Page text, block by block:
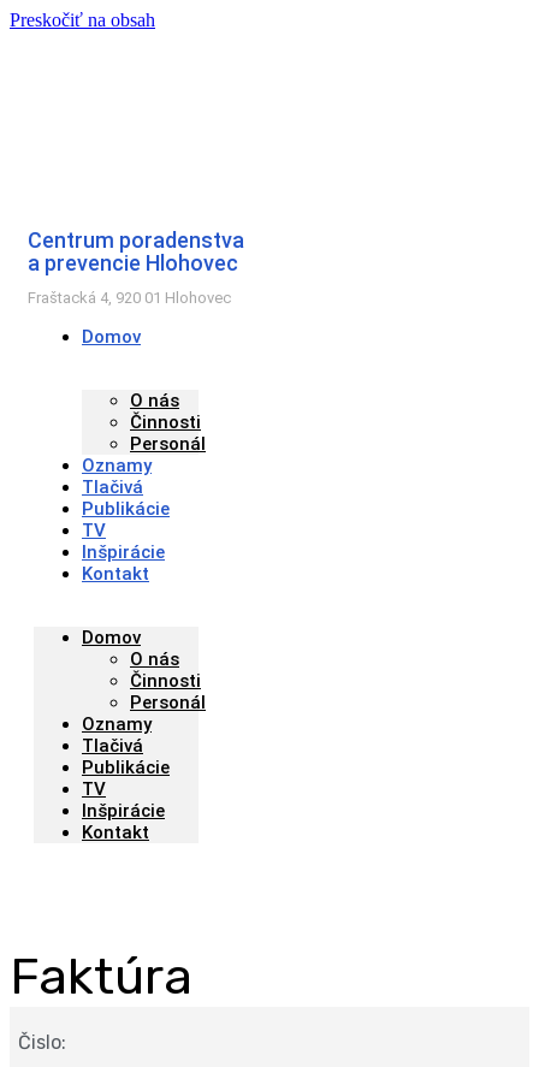
Preskočiť na obsah
Centrum poradenstva
a prevencie Hlohovec
Fraštacká 4, 920 01 Hlohovec
Domov
O nás
Činnosti
Personál
Oznamy
Tlačivá
Publikácie
TV
Inšpirácie
Kontakt
Domov
O nás
Činnosti
Personál
Oznamy
Tlačivá
Publikácie
TV
Inšpirácie
Kontakt
Faktúra
Čislo: